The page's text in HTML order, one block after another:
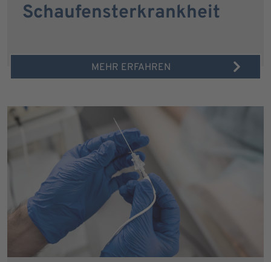
Schaufensterkrankheit
MEHR ERFAHREN